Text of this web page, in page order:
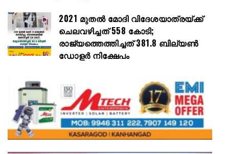
2021 മുതൽ മോദി വിദേശയാത്രയ്ക്ക്
ചെലവഴിച്ചത് 558 കോടി;
രാജ്യത്തെത്തിച്ചത് 381.8 ബില്യൺ
ഡോളർ നിക്ഷേപം